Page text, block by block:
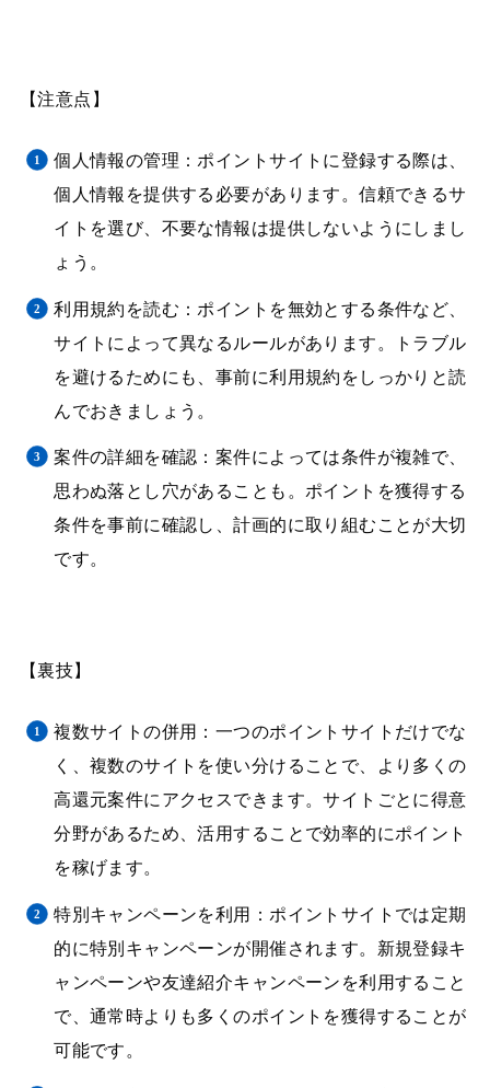
【注意点】
個人情報の管理：ポイントサイトに登録する際は、
個人情報を提供する必要があります。信頼できるサ
イトを選び、不要な情報は提供しないようにしまし
ょう。
利用規約を読む：ポイントを無効とする条件など、
サイトによって異なるルールがあります。トラブル
を避けるためにも、事前に利用規約をしっかりと読
んでおきましょう。
案件の詳細を確認：案件によっては条件が複雑で、
思わぬ落とし穴があることも。ポイントを獲得する
条件を事前に確認し、計画的に取り組むことが大切
です。
【裏技】
複数サイトの併用：一つのポイントサイトだけでな
く、複数のサイトを使い分けることで、より多くの
高還元案件にアクセスできます。サイトごとに得意
分野があるため、活用することで効率的にポイント
を稼げます。
特別キャンペーンを利用：ポイントサイトでは定期
的に特別キャンペーンが開催されます。新規登録キ
ャンペーンや友達紹介キャンペーンを利用すること
で、通常時よりも多くのポイントを獲得することが
可能です。